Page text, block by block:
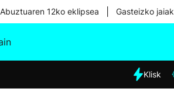
Abuztuaren 12ko eklipsea Gasteizko jaiak
Eguraldia
Klisk